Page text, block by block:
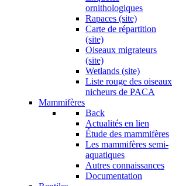
ornithologiques
Rapaces (site)
Carte de répartition
(site)
Oiseaux migrateurs
(site)
Wetlands (site)
Liste rouge des oiseaux
nicheurs de PACA
Mammifères
Back
Actualités en lien
Étude des mammifères
Les mammifères semi-
aquatiques
Autres connaissances
Documentation